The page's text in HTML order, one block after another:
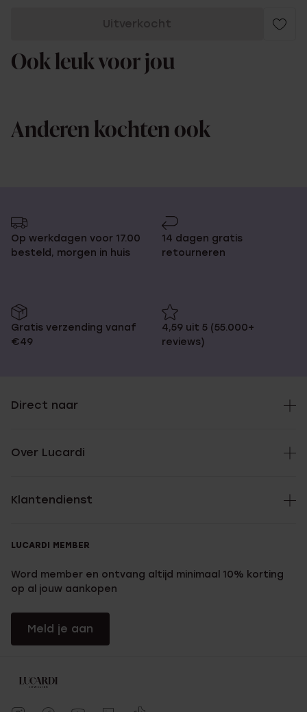
Uitverkocht
Ook leuk voor jou
Anderen kochten ook
Op werkdagen voor 17.00
besteld, morgen in huis
14 dagen gratis
retourneren
Gratis verzending vanaf
€49
4,59 uit 5 (55.000+
reviews)
Direct naar
Over Lucardi
Klantendienst
LUCARDI MEMBER
Word member en ontvang altijd minimaal 10% korting
op al jouw aankopen
Meld je aan